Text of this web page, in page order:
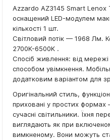
Azzardo AZ3145 Smart
оснащений LED-модулем
кількості 1 шт.
Світловий потік — 1968 Лм.
2700K-6500K .
Спосіб живлення: від
способом увімкнення.
додатковим варіантом для
Оригінальний стиль,
приховані у простих формах
сучасні світильники. Їхня
виглядають як при
вимкненому. Вони можуть